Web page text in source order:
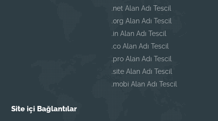
.net Alan Adı Tescil
.org Alan Adı Tescil
.in Alan Adı Tescil
.co Alan Adı Tescil
.pro Alan Adı Tescil
.site Alan Adı Tescil
.mobi Alan Adı Tescil
Site içi Bağlantılar